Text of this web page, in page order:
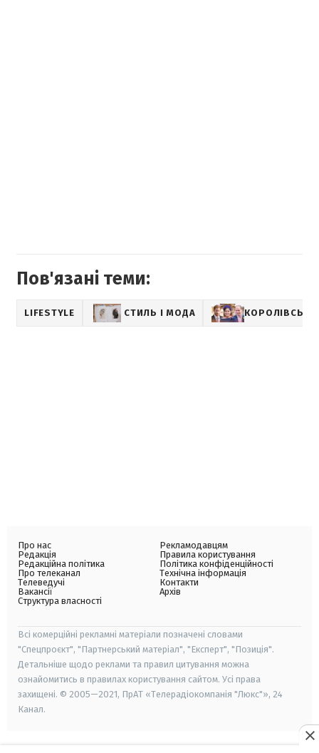
Пов'язані теми:
LIFESTYLE СТИЛЬ І МОДА КОРОЛІВСЬКА
Про нас
Редакція
Редакційна політика
Про телеканал
Телеведучі
Вакансії
Структура власності
Рекламодавцям
Правила користування
Політика конфіденційності
Технічна інформація
Контакти
Архів
Всі комерційні рекламні матеріали позначені словами
"Спецпроєкт", "Партнерський матеріал", "Експерт", "Позиція".
Детальніше щодо реклами та правил цитування можна
ознайомитись в правилах користування сайтом. Усі права
захищені. © 2005—2021, ПрАТ «Телерадіокомпанія "Люкс"», 24
Канал.